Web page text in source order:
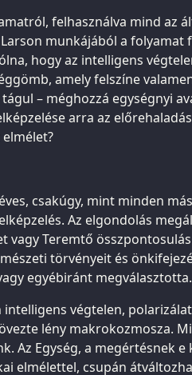
felhasználva mind az
munkájából a folyamat
hogy az intelligens
amely felszíne
– méghozzá egységnyi
arra az
csakúgy, mint minden
Az elgondolás
vagy Teremtő
törvényeit és
egyébiránt megválasztotta.
végtelen,
lény makrokozmosza.
Az Egység, a megértésnek e
elmélettel, csupán